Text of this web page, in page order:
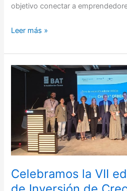
objetivo conectar a
Leer más »
Celebramos la VII
Celebramos
edición
Foro
de
Inversión
Crecer+